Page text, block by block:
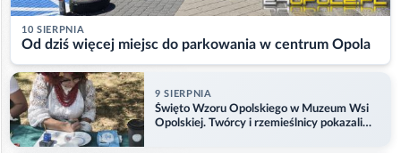
10 SIERPNIA
Od dziś więcej miejsc do parkowania w centrum Opola
9 SIERPNIA
Święto Wzoru Opolskiego w Muzeum Wsi
Opolskiej. Twórcy i rzemieślnicy pokazali